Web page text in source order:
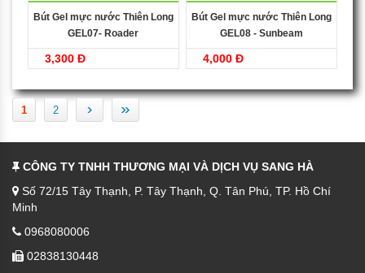
Bút Gel mực nước Thiên Long
GEL07- Roader
3,300 Đ
Bút Gel mực nước Thiên Long
GEL08 - Sunbeam
4,000 Đ
1 2 › »
CÔNG TY TNHH THƯƠNG MẠI VÀ DỊCH VỤ SANG HÀ
Số 72/15 Tây Thạnh, P. Tây Thạnh, Q. Tân Phú, TP. Hồ Chí
Minh
0968080006
02838130448